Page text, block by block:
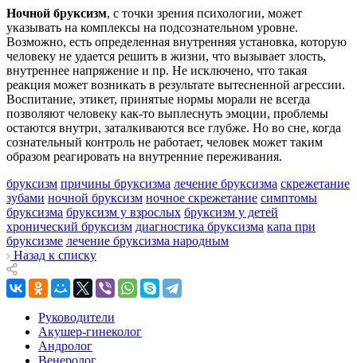
Ночной бруксизм, с точки зрения психологии, может
указывать на комплексы на подсознательном уровне.
Возможно, есть определенная внутренняя установка, которую
человеку не удается решить в жизни, что вызывает злость,
внутреннее напряжение и пр. Не исключено, что такая
реакция может возникать в результате вытесненной агрессии.
Воспитание, этикет, принятые нормы морали не всегда
позволяют человеку как-то выплеснуть эмоции, проблемы
остаются внутри, заталкиваются все глубже. Но во сне, когда
сознательный контроль не работает, человек может таким
образом реагировать на внутренние переживания.
бруксизм причины бруксизма лечение бруксизма скрежетание
зубами ночной бруксизм ночное скрежетание симптомы
бруксизма бруксизм у взрослых бруксизм у детей
хронический бруксизм диагностика бруксизма капа при
бруксизме лечение бруксизма народным
Назад к списку
Руководители
Акушер-гинеколог
Андролог